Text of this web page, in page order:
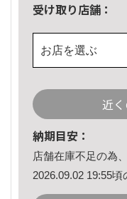
受け取り店舗：
お店を選ぶ
近
納期目安：
店舗在庫不足の為
2026.09.02 19:55頃